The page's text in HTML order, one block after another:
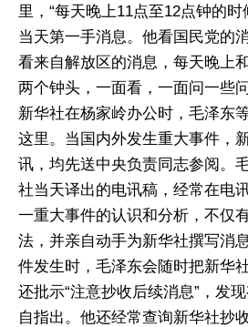
里，“每天晚上11点至12点钟的
当天第一手消息。他看国民党的
看来自解放区的消息，每天晚上
两个钟头，一面看，一面问一些
新华社在杨家岭办公时，毛泽东
这里。当国内外发生重大事件，
讯，均先送中央负责同志参阅。
社当天译出的电讯稿，经常在电
一重大事件的认识和分析，不仅
法，并亲自动手为新华社撰写消
件发生时，毛泽东会随时把新华
还批示“注意抄收后续消息”，发
自指出。他还经常查询新华社抄